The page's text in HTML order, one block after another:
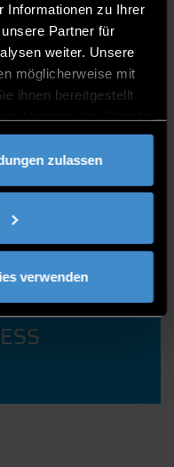
Informationen zu Ihrer
Partner für
weiter. Unsere
möglicherweise mit
ihnen bereitgestellt
zulassen
verwenden